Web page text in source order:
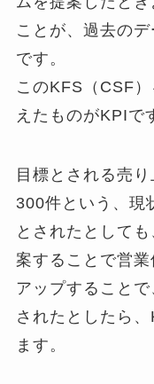
ことが、過去の
です。
このKFS（CSF
えたものがKPIで
目標とされる売
300件という、現
とされたとして
案することで営
アップすること
されたとしたら
ます。